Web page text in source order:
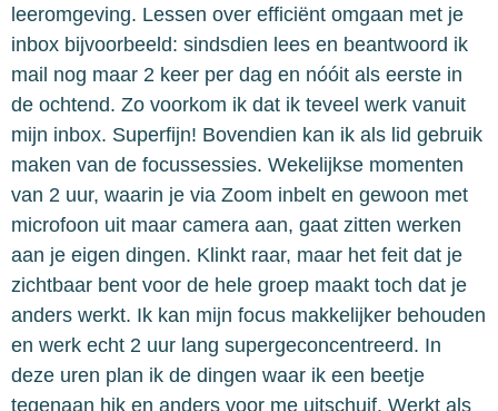
leeromgeving. Lessen over efficiënt omgaan met je
inbox bijvoorbeeld: sindsdien lees en beantwoord ik
mail nog maar 2 keer per dag en nóóit als eerste in
de ochtend. Zo voorkom ik dat ik teveel werk vanuit
mijn inbox. Superfijn! Bovendien kan ik als lid gebruik
maken van de focussessies. Wekelijkse momenten
van 2 uur, waarin je via Zoom inbelt en gewoon met
microfoon uit maar camera aan, gaat zitten werken
aan je eigen dingen. Klinkt raar, maar het feit dat je
zichtbaar bent voor de hele groep maakt toch dat je
anders werkt. Ik kan mijn focus makkelijker behouden
en werk echt 2 uur lang supergeconcentreerd. In
deze uren plan ik de dingen waar ik een beetje
tegenaan hik en anders voor me uitschuif. Werkt als